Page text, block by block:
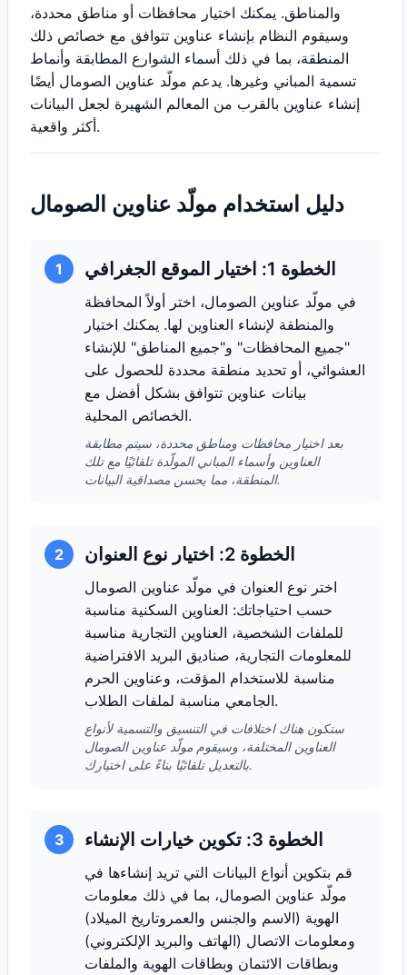
والمناطق. يمكنك اختيار محافظات أو مناطق محددة،
وسيقوم النظام بإنشاء عناوين تتوافق مع خصائص ذلك
المنطقة، بما في ذلك أسماء الشوارع المطابقة وأنماط
تسمية المباني وغيرها. يدعم مولّد عناوين الصومال أيضًا
إنشاء عناوين بالقرب من المعالم الشهيرة لجعل البيانات
أكثر واقعية.
دليل استخدام مولّد عناوين الصومال
1 الخطوة 1: اختيار الموقع الجغرافي
في مولّد عناوين الصومال، اختر أولاً المحافظة
والمنطقة لإنشاء العناوين لها. يمكنك اختيار
"جميع المحافظات" و"جميع المناطق" للإنشاء
العشوائي، أو تحديد منطقة محددة للحصول على
بيانات عناوين تتوافق بشكل أفضل مع
الخصائص المحلية.
بعد اختيار محافظات ومناطق محددة، سيتم مطابقة
العناوين وأسماء المباني المولّدة تلقائيًا مع تلك
المنطقة، مما يحسن مصداقية البيانات.
2 الخطوة 2: اختيار نوع العنوان
اختر نوع العنوان في مولّد عناوين الصومال
حسب احتياجاتك: العناوين السكنية مناسبة
للملفات الشخصية، العناوين التجارية مناسبة
للمعلومات التجارية، صناديق البريد الافتراضية
مناسبة للاستخدام المؤقت، وعناوين الحرم
الجامعي مناسبة لملفات الطلاب.
ستكون هناك اختلافات في التنسيق والتسمية لأنواع
العناوين المختلفة، وسيقوم مولّد عناوين الصومال
بالتعديل تلقائيًا بناءً على اختيارك.
3 الخطوة 3: تكوين خيارات الإنشاء
قم بتكوين أنواع البيانات التي تريد إنشاءها في
مولّد عناوين الصومال، بما في ذلك معلومات
الهوية (الاسم والجنس والعمروتاريخ الميلاد)
ومعلومات الاتصال (الهاتف والبريد الإلكتروني)
وبطاقات الائتمان وبطاقات الهوية والملفات